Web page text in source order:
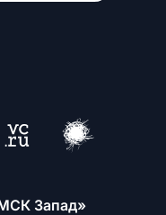
Запад»